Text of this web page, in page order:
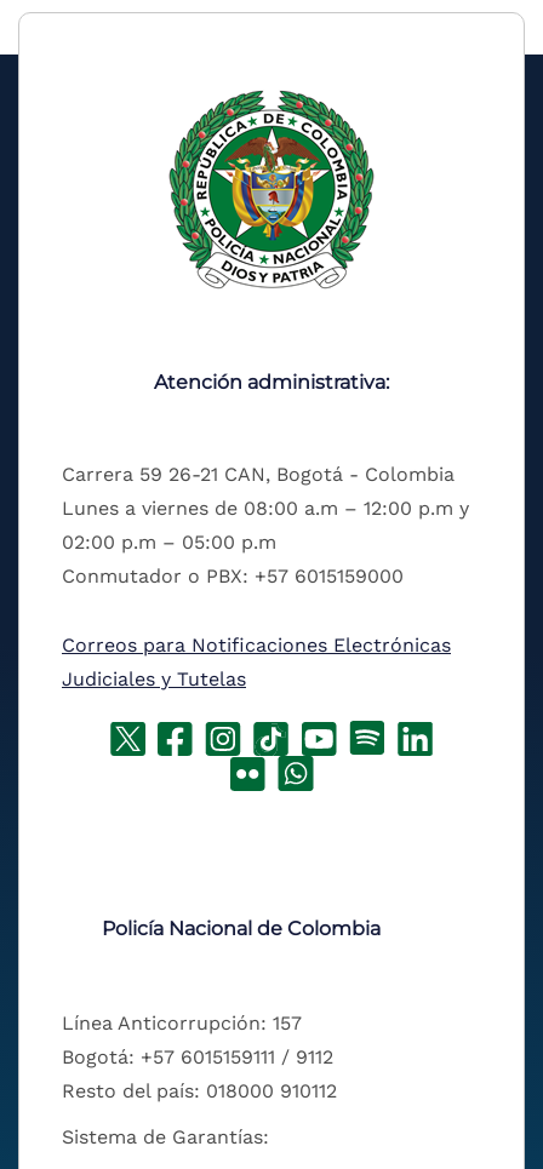
Atención administrativa:
Carrera 59 26-21 CAN, Bogotá - Colombia
Lunes a viernes de 08:00 a.m – 12:00 p.m y
02:00 p.m – 05:00 p.m
Conmutador o PBX: +57 6015159000
Correos para Notificaciones Electrónicas
Judiciales y Tutelas
Policía Nacional de Colombia
Línea Anticorrupción: 157
Bogotá: +57 6015159111 / 9112
Resto del país: 018000 910112
Sistema de Garantías: